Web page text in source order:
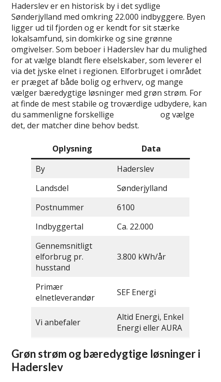
Haderslev er en historisk by i det sydlige
Sønderjylland med omkring 22.000 indbyggere. Byen
ligger ud til fjorden og er kendt for sit stærke
lokalsamfund, sin domkirke og sine grønne
omgivelser. Som beboer i Haderslev har du mulighed
for at vælge blandt flere elselskaber, som leverer el
via det jyske elnet i regionen. Elforbruget i området
er præget af både bolig og erhverv, og mange
vælger bæredygtige løsninger med grøn strøm. For
at finde de mest stabile og troværdige udbydere, kan
du sammenligne forskellige
og vælge
det, der matcher dine behov bedst.
Oplysning
Data
By
Haderslev
Landsdel
Sønderjylland
Postnummer
6100
Indbyggertal
Ca. 22.000
Gennemsnitligt
elforbrug pr.
husstand
3.800 kWh/år
Primær
elnetleverandør
SEF Energi
Vi anbefaler
Altid Energi, Enkel
Energi eller AURA
Grøn strøm og bæredygtige løsninger i
Haderslev